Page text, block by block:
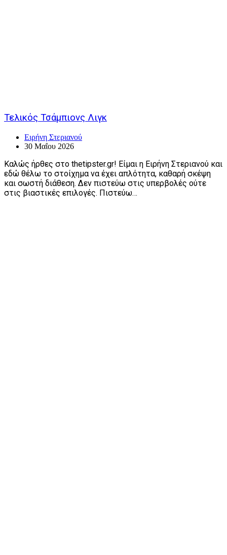
Τελικός Τσάμπιονς Λιγκ
Ειρήνη Στεριανού
30 Μαΐου 2026
Καλώς ήρθες στο thetipster.gr! Είμαι η Ειρήνη Στεριανού και
εδώ θέλω το στοίχημα να έχει απλότητα, καθαρή σκέψη
και σωστή διάθεση. Δεν πιστεύω στις υπερβολές ούτε
στις βιαστικές επιλογές. Πιστεύω…